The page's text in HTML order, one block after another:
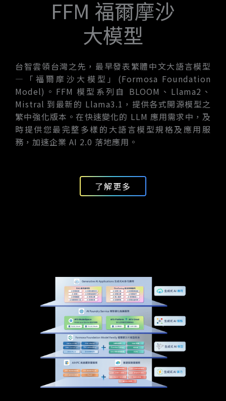
FFM 福爾摩沙
大模型
台智雲領台灣之先，最早發表繁體中文大語言模型
—「福爾摩沙大模型」(Formosa Foundation
Model)。FFM 模型系列自 BLOOM、Llama2、
Mistral 到最新的 Llama3.1，提供各式開源模型之
繁中強化版本。在快速變化的 LLM 應用需求中，及
時提供您最完整多樣的大語言模型規格及應用服
務，加速企業 AI 2.0 落地應用。
了解更多